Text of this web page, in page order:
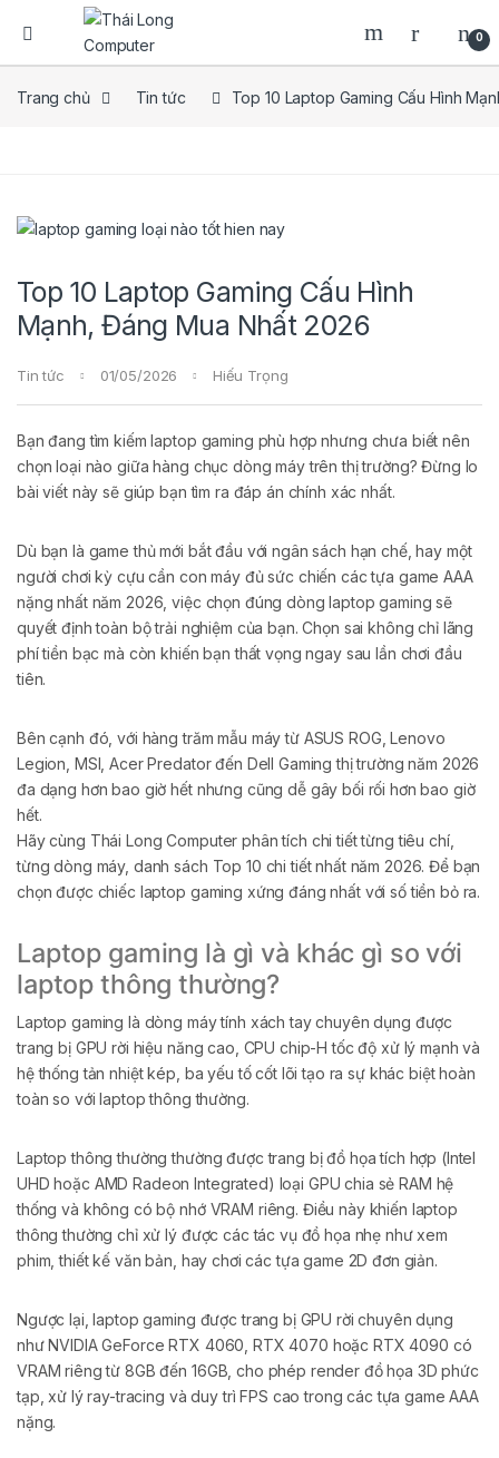
0
Trang chủ Tin tức Top 10 Laptop Gaming Cấu Hình
Top 10 Laptop Gaming Cấu Hình
Mạnh, Đáng Mua Nhất 2026
Tin tức 01/05/2026 Hiếu Trọng
Bạn đang tìm kiếm laptop gaming phù hợp nhưng chưa biết nên
chọn loại nào giữa hàng chục dòng máy trên thị trường? Đừng lo
bài viết này sẽ giúp bạn tìm ra đáp án chính xác nhất.
Dù bạn là game thủ mới bắt đầu với ngân sách hạn chế, hay một
người chơi kỳ cựu cần con máy đủ sức chiến các tựa game AAA
nặng nhất năm 2026, việc chọn đúng dòng laptop gaming sẽ
quyết định toàn bộ trải nghiệm của bạn. Chọn sai không chỉ lãng
phí tiền bạc mà còn khiến bạn thất vọng ngay sau lần chơi đầu
tiên.
Bên cạnh đó, với hàng trăm mẫu máy từ ASUS ROG, Lenovo
Legion, MSI, Acer Predator đến Dell Gaming thị trường năm 2026
đa dạng hơn bao giờ hết nhưng cũng dễ gây bối rối hơn bao giờ
hết.
Hãy cùng Thái Long Computer phân tích chi tiết từng tiêu chí,
từng dòng máy, danh sách Top 10 chi tiết nhất năm 2026. Để bạn
chọn được chiếc laptop gaming xứng đáng nhất với số tiền bỏ ra.
Laptop gaming là gì và khác gì so với
laptop thông thường?
Laptop gaming là dòng máy tính xách tay chuyên dụng được
trang bị GPU rời hiệu năng cao, CPU chip-H tốc độ xử lý mạnh và
hệ thống tản nhiệt kép, ba yếu tố cốt lõi tạo ra sự khác biệt hoàn
toàn so với laptop thông thường.
Laptop thông thường thường được trang bị đồ họa tích hợp (Intel
UHD hoặc AMD Radeon Integrated) loại GPU chia sẻ RAM hệ
thống và không có bộ nhớ VRAM riêng. Điều này khiến laptop
thông thường chỉ xử lý được các tác vụ đồ họa nhẹ như xem
phim, thiết kế văn bản, hay chơi các tựa game 2D đơn giản.
Ngược lại, laptop gaming được trang bị GPU rời chuyên dụng
như NVIDIA GeForce RTX 4060, RTX 4070 hoặc RTX 4090 có
VRAM riêng từ 8GB đến 16GB, cho phép render đồ họa 3D phức
tạp, xử lý ray-tracing và duy trì FPS cao trong các tựa game AAA
nặng.